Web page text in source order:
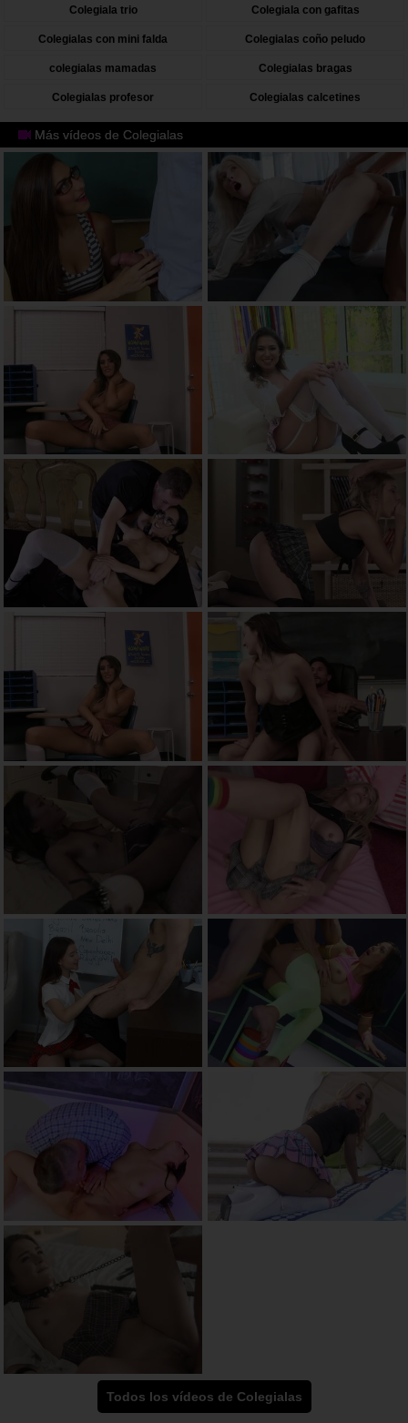
Colegiala trio Colegiala con gafitas
Colegialas con mini falda Colegialas coño peludo
colegialas mamadas Colegialas bragas
Colegialas profesor Colegialas calcetines
Más vídeos de Colegialas
Todos los vídeos de Colegialas